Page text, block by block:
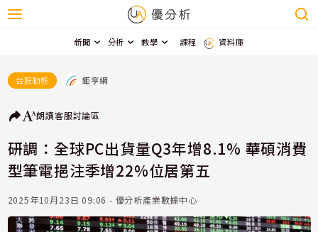
新聞 分析 教學 課程 資料庫
台股動態 鉅亨網
朗讀客服討論區
研調：全球PC出貨量Q3年增8.1% 華碩消費
型筆電挹注季增22%位居第五
2025年10月23日 09:06 - 優分析產業數據中心